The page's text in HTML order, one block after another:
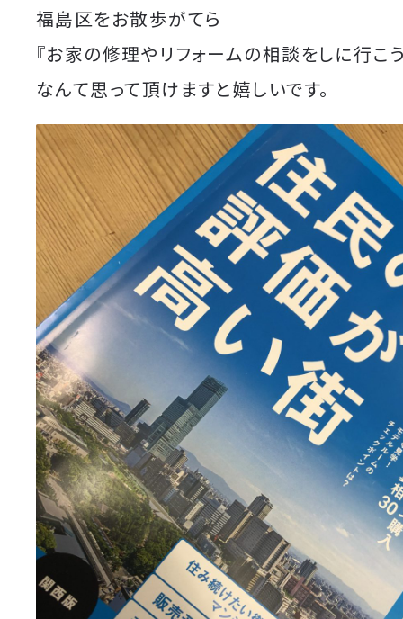
福島区をお散歩がてら
『お家の修理やリフォームの相談をしに行こう
なんて思って頂けますと嬉しいです。